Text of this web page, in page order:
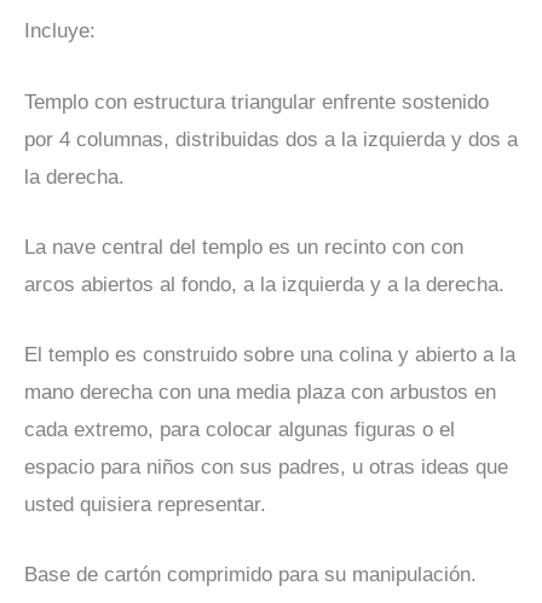
Incluye:
Templo con estructura triangular enfrente sostenido
por 4 columnas, distribuidas dos a la izquierda y dos a
la derecha.
La nave central del templo es un recinto con con
arcos abiertos al fondo, a la izquierda y a la derecha.
El templo es construido sobre una colina y abierto a la
mano derecha con una media plaza con arbustos en
cada extremo, para colocar algunas figuras o el
espacio para niños con sus padres, u otras ideas que
usted quisiera representar.
Base de cartón comprimido para su manipulación.